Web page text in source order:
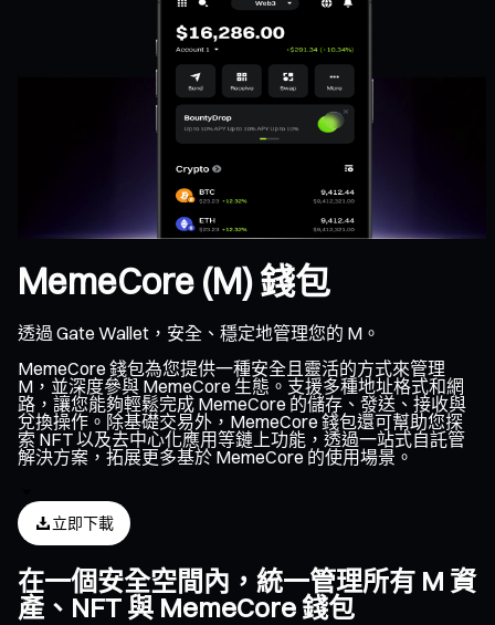
MemeCore (M) 錢包
透過 Gate Wallet，安全、穩定地管理您的 M。
MemeCore 錢包為您提供一種安全且靈活的方式來管理
M，並深度參與 MemeCore 生態。支援多種地址格式和網
路，讓您能夠輕鬆完成 MemeCore 的儲存、發送、接收與
兌換操作。除基礎交易外，MemeCore 錢包還可幫助您探
索 NFT 以及去中心化應用等鏈上功能，透過一站式自託管
解決方案，拓展更多基於 MemeCore 的使用場景。
立即下載
在一個安全空間內，統一管理所有 M 資
產、NFT 與 MemeCore 錢包